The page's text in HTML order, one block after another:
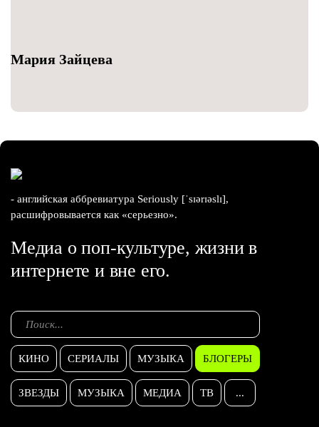
Мария Зайцева
- английская аббревиатура Seriously [ˈsɪərɪəslɪ],
расшифровывается как «серьезно».
Медиа о поп-культуре, жизни в
интернете и вне его.
КИНО СЕРИАЛЫ МУЗЫКА БЛОГЕРЫ
ЗВЕЗДЫ МУЗЫКА МЕДИА ТВ ...